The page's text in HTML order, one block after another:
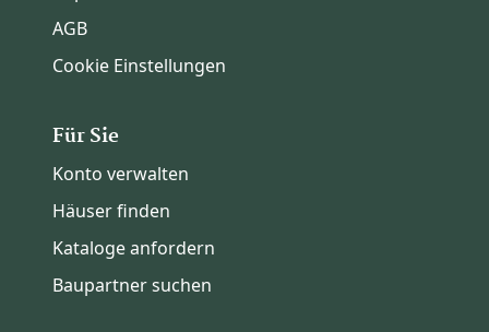
AGB
Cookie Einstellungen
Für Sie
Konto verwalten
Häuser finden
Kataloge anfordern
Baupartner suchen